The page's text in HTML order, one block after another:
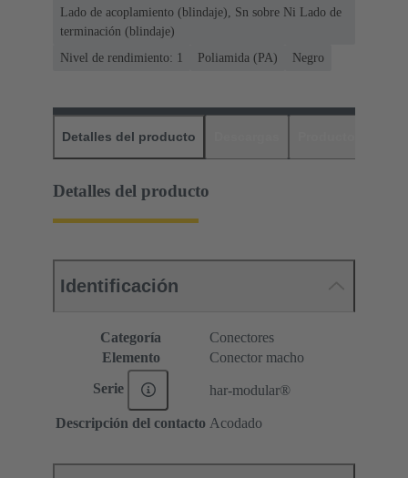
Lado de acoplamiento (blindaje), Sn sobre Ni Lado de
terminación (blindaje)
Nivel de rendimiento: 1
Poliamida (PA) Negro
Detalles del producto
Detalles del producto
Identificación
Categoría
Conectores
Elemento
Conector macho
Serie har-modular®
Descripción del contacto Acodado